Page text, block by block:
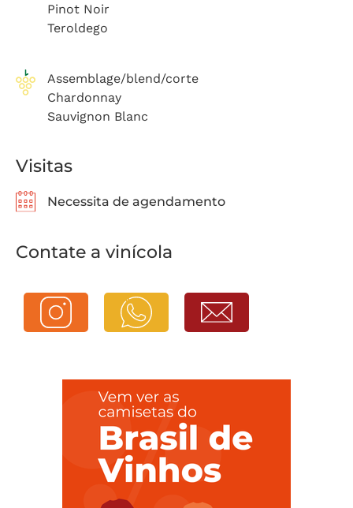
Pinot Noir
Teroldego
Assemblage/blend/corte
Chardonnay
Sauvignon Blanc
Visitas
Necessita de agendamento
Contate a vinícola